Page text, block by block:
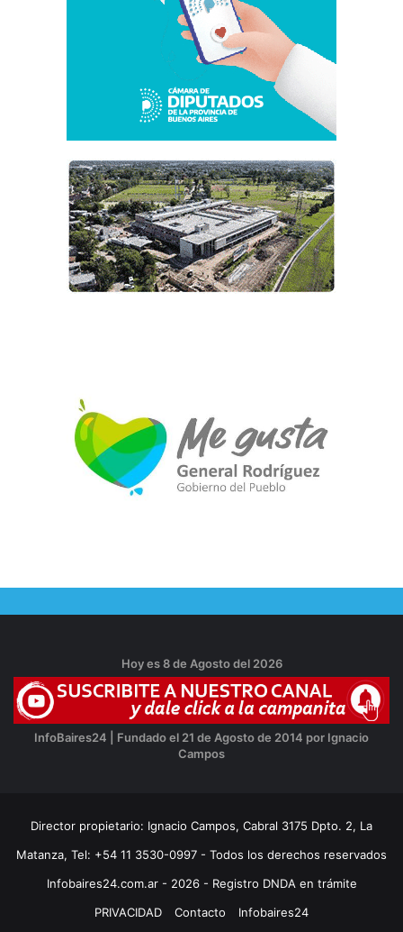
Hoy es 8 de Agosto del 2026
InfoBaires24 | Fundado el 21 de Agosto de 2014 por Ignacio
Campos
Director propietario: Ignacio Campos, Cabral 3175 Dpto. 2, La
Matanza, Tel: +54 11 3530-0997 - Todos los derechos reservados
Infobaires24.com.ar - 2026 - Registro DNDA en trámite
PRIVACIDAD
Contacto Infobaires24